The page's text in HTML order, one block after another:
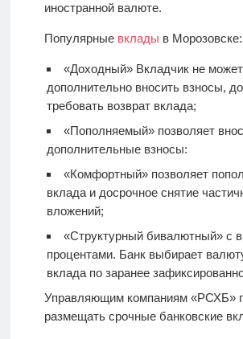
иностранной валюте.
Популярные вклады в Морозовске:
«Доходный» Вкладчик не может
дополнительно вносить взносы,
требовать возврат вклада;
«Пополняемый» позволяет
дополнительные взносы:
«Комфортный» позволяет
вклада и досрочное снятие
вложений;
«Структурный бивалютный» с
процентами. Банк выбирает
вклада по заранее
Управляющим компаниям «РСХБ»
размещать срочные банковские